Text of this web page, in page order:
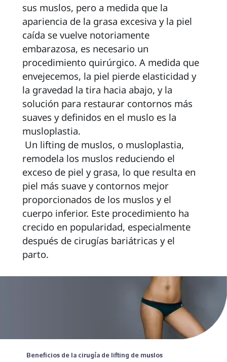
sus muslos, pero a medida que la
apariencia de la grasa excesiva y la piel
caída se vuelve notoriamente
embarazosa, es necesario un
procedimiento quirúrgico. A medida que
envejecemos, la piel pierde elasticidad y
la gravedad la tira hacia abajo, y la
solución para restaurar contornos más
suaves y definidos en el muslo es la
musloplastia.
remodela los muslos reduciendo el
exceso de piel y grasa, lo que resulta en
piel más suave y contornos mejor
proporcionados de los muslos y el
cuerpo inferior. Este procedimiento ha
crecido en popularidad, especialmente
después de cirugías bariátricas y el
parto.
Beneficios de la cirugía de lifting de muslos